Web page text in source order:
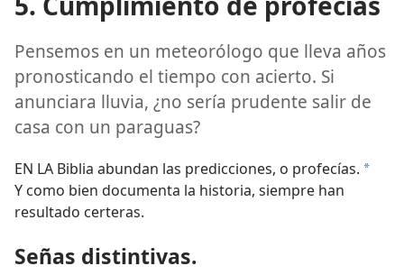
Pensemos en un meteorólogo que lleva años
pronosticando el tiempo con acierto. Si
anunciara lluvia, ¿no sería prudente salir de
casa con un paraguas?
EN LA Biblia abundan las predicciones, o profecías. *
Y como bien documenta la historia, siempre han
resultado certeras.
Señas distintivas.